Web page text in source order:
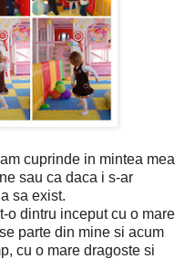
cuprinde in mintea mea
sau ca daca i s-ar
sa exist.
dintru inceput cu o mare
parte din mine si acum
cu o mare dragoste si